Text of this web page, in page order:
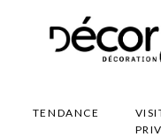
TENDANCE